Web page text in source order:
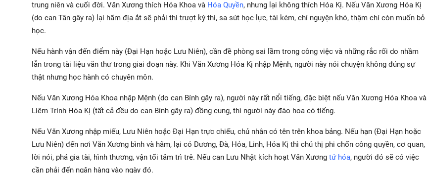
trung niên và cuối đời. Văn Xương thích Hóa Khoa và Hóa Quyền, nhưng lại không thích Hóa Kị. Nếu Văn Xương Hóa Kị
(do can Tân gây ra) lại hãm địa ắt sẽ phải thi trượt kỳ thi, sa sút học lực, tài kém, chí nguyện khó, thậm chí còn muốn bỏ
học.
Nếu hành vận đến điểm này (Đại Hạn hoặc Lưu Niên), cần đề phòng sai lầm trong công việc và những rắc rối do nhầm
lẫn trong tài liệu văn thư trong giai đoạn này. Khi Văn Xương Hóa Kị nhập Mệnh, người này nói chuyện không đúng sự
thật nhưng học hành có chuyên môn.
Nếu Văn Xương Hóa Khoa nhập Mệnh (do can Bính gây ra), người này rất nổi tiếng, đặc biệt nếu Văn Xương Hóa Khoa và
Liêm Trinh Hóa Kị (tất cả đều do can Bính gây ra) đồng cung, thì người này đào hoa có tiếng.
Nếu Văn Xương nhập miếu, Lưu Niên hoặc Đại Hạn trực chiếu, chủ nhân có tên trên khoa bảng. Nếu hạn (Đại Hạn hoặc
Lưu Niên) đến nơi Văn Xương bình và hãm, lại có Dương, Đà, Hỏa, Linh, Hóa Kị thì chủ thị phi chốn công quyền, cơ quan,
lời nói, phá gia tài, hình thương, vận tối tăm trì trê. Nếu can Lưu Nhật kích hoạt Văn Xương tứ hóa, người đó sẽ có việc
cần phải đến ngân hàng vào ngày đó.